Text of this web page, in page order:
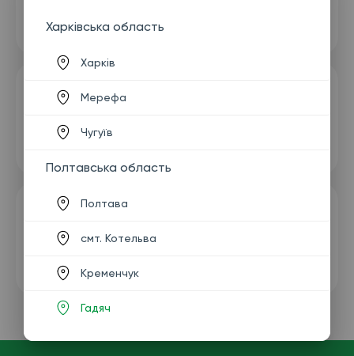
Харківська область
Харків
Мерефа
Чугуїв
Полтавська область
Полтава
смт. Котельва
Кременчук
Гадяч